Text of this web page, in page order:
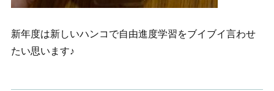
新年度は新しいハンコで自由進度学習をブイブイ言わせ
たい思います♪